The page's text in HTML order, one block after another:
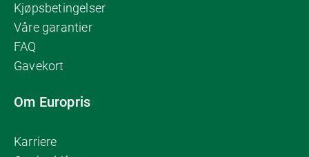
Kjøpsbetingelser
Våre garantier
FAQ
Gavekort
Om Europris
Karriere